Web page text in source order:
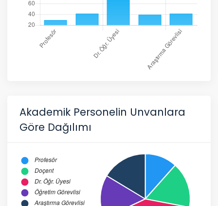
Akademik Personelin Unvanlara
Göre Dağılımı